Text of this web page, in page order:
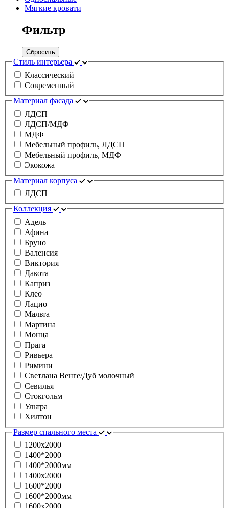
Мягкие кровати
Фильтр
Сбросить
Стиль интерьера
Классический
Современный
Материал фасада
ЛДСП
ЛДСП/МДФ
МДФ
Мебельный профиль, ЛДСП
Мебельный профиль, МДФ
Экокожа
Материал корпуса
ЛДСП
Коллекция
Адель
Афина
Бруно
Валенсия
Виктория
Дакота
Каприз
Клео
Лацио
Мальта
Мартина
Монца
Прага
Ривьера
Римини
Светлана Венге/Дуб молочный
Севилья
Стокгольм
Ультра
Хилтон
Размер спального места
1200х2000
1400*2000
1400*2000мм
1400х2000
1600*2000
1600*2000мм